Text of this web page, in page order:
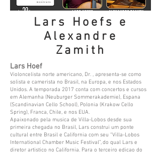
Lars Hoefs e
Alexandre
Zamith
Lars Hoef
Violoncelista norte americano, Dr. , apresenta-se como
solista e camerista no Brasil, na Europa, e nos Estados
Unidos. A temporada 2017 conta com concertos e cursos
em Alemanha (Neuburger Sommerakademie), Espana
(Scandinavian Cello School), Polonia (Krakow Cello
Spring), Franca, Chile, e nos EUA.
Apaixonado pela musica de Villa-Lobos desde sua
primeira chegada no Brasil, Lars construi um ponte
cultural entre Brasil e California com seu “Villa-Lobos
International Chamber Music Festival”, do qual Lars e
diretor artistico no California. Para o terceiro edicao do